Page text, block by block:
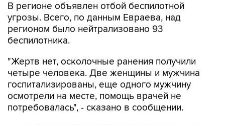
В регионе объявлен отбой беспилотной
угрозы. Всего, по данным Евраева, над
регионом было нейтрализовано 93
беспилотника.
"Жертв нет, осколочные ранения получили
четыре человека. Две женщины и мужчина
госпитализированы, еще одного мужчину
осмотрели на месте, помощь врачей не
потребовалась", - сказано в сообщении.